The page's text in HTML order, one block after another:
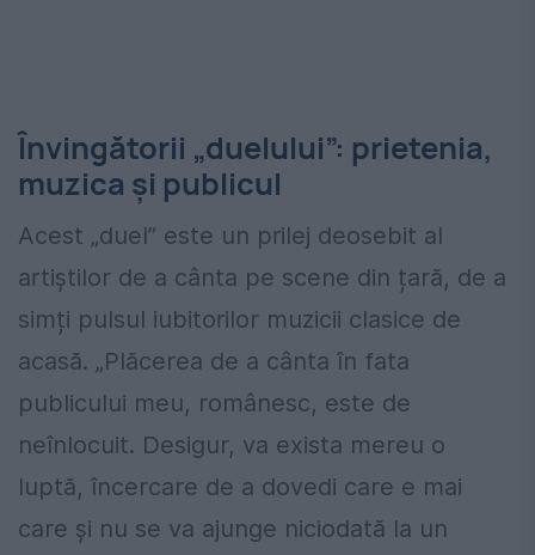
Învingătorii „duelului”: prietenia,
muzica și publicul
Acest „duel” este un prilej deosebit al
artiștilor de a cânta pe scene din țară, de a
simți pulsul iubitorilor muzicii clasice de
acasă. „Plăcerea de a cânta în fata
publicului meu, românesc, este de
neînlocuit. Desigur, va exista mereu o
luptă, încercare de a dovedi care e mai
care și nu se va ajunge niciodată la un